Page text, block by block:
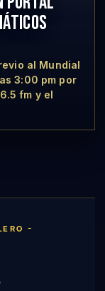
al Mundial
3:00 pm por
fm y el
-